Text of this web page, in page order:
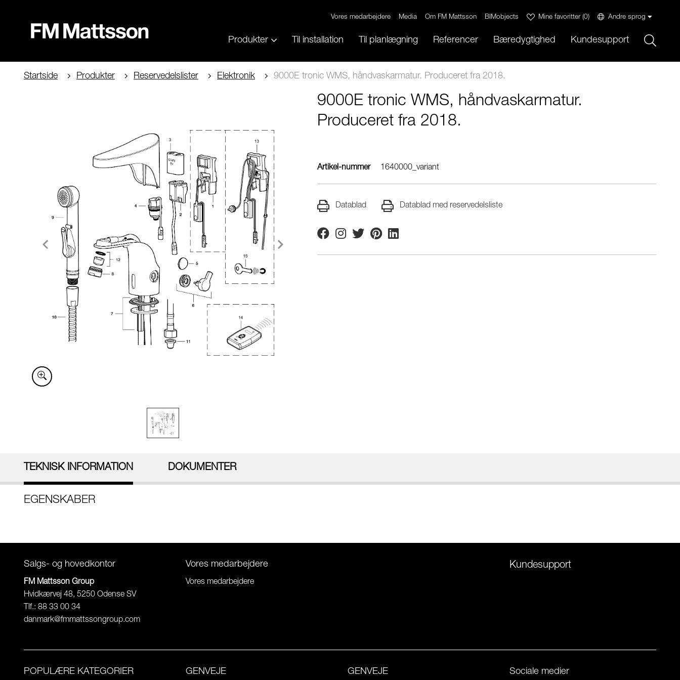
Vores medarbejdere Media Om FM Mattsson BIMobjects Mine favoritter(0) Andre sprog
Produkter Til installation Til planlægning Referencer Bæredygtighed Kundesupport
Startside Produkter Reservedelslister Elektronik 9000E tronic WMS, håndvaskarmatur. Produceret fra 2018.
9000E tronic WMS, håndvaskarmatur.
Produceret fra 2018.
Artikel-nummer 1640000_variant
Datablad Datablad med reservedelsliste
FacebookInstagram
TwitterPinterestLinkedin
TEKNISK INFORMATION DOKUMENTER
EGENSKABER
Salgs- og hovedkontor
FM Mattsson Group
Hvidkærvej 48, 5250 Odense SV
Tlf.: 88 33 00 34
danmark@fmmattssongroup.com
Vores medarbejdere
Vores medarbejdere
Kundesupport
POPULÆRE KATEGORIER GENVEJE GENVEJE Sociale medier